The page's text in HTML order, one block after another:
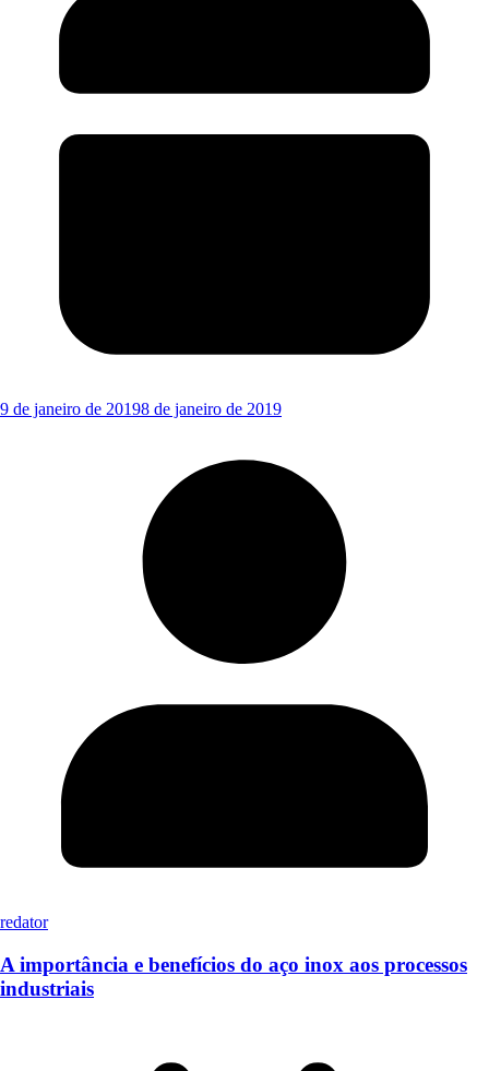
9 de janeiro de 20198 de janeiro de 2019
redator
A importância e benefícios do aço inox aos processos
industriais